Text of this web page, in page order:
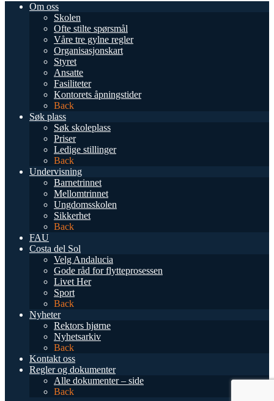
Om oss
Skolen
Ofte stilte spørsmål
Våre tre gylne regler
Organisasjonskart
Styret
Ansatte
Fasiliteter
Kontorets åpningstider
Back
Søk plass
Søk skoleplass
Priser
Ledige stillinger
Back
Undervisning
Barnetrinnet
Mellomtrinnet
Ungdomsskolen
Sikkerhet
Back
FAU
Costa del Sol
Velg Andalucia
Gode råd for flytteprosessen
Livet Her
Sport
Back
Nyheter
Rektors hjørne
Nyhetsarkiv
Back
Kontakt oss
Regler og dokumenter
Alle dokumenter – side
Back